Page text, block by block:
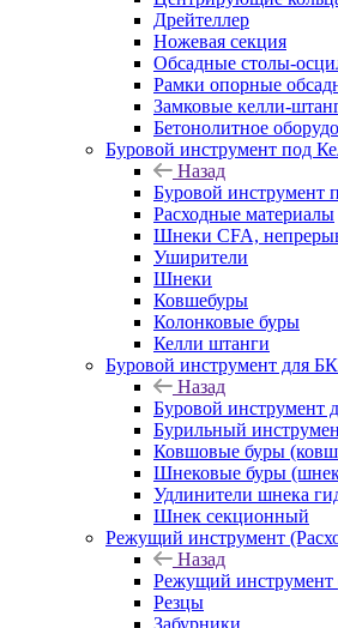
Дрейтеллер
Ножевая секция
Обсадные столы-
Рамки опорные
Замковые келли-
Бетонолитное
Буровой инструмент под
Назад
Буровой инструмент
Расходные материалы
Шнеки CFA,
Уширители
Шнеки
Ковшебуры
Колонковые буры
Келли штанги
Буровой инструмент для
Назад
Буровой
Бурильный
Ковшовые буры
Шнековые буры
Удлинители шнека
Шнек секционный
Режущий инструмент
Назад
Режущий инструмент
Резцы
Забурники